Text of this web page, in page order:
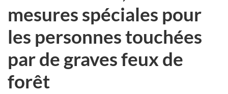
mesures spéciales pour
les personnes touchées
par de graves feux de
forêt